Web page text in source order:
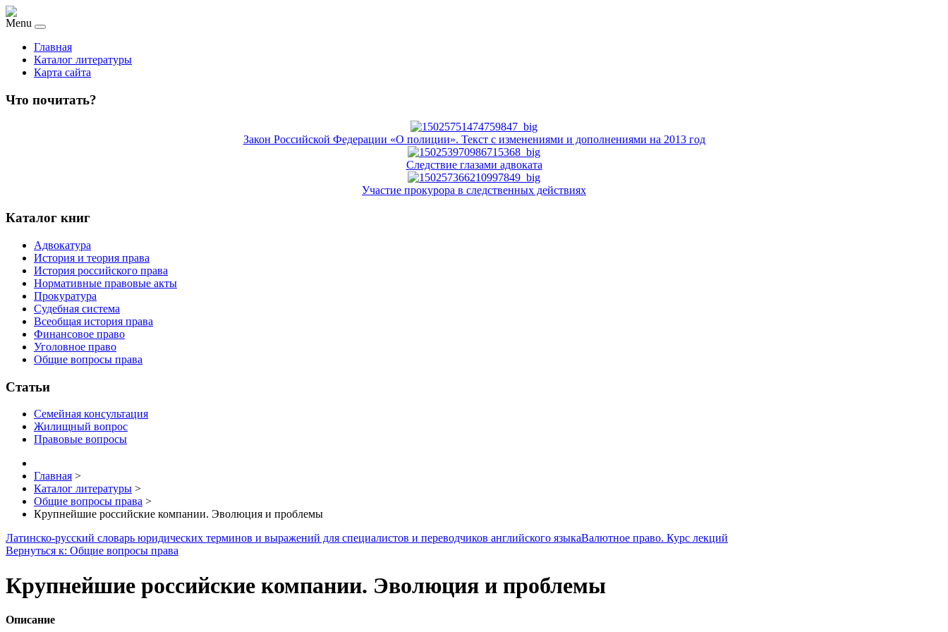
Menu
Главная
Каталог литературы
Карта сайта
Что почитать?
Закон Российской Федерации «О полиции». Текст с изменениями и дополнениями на 2013 год
Следствие глазами адвоката
Участие прокурора в следственных действиях
Каталог книг
Адвокатура
История и теория права
История российского права
Нормативные правовые акты
Прокуратура
Судебная система
Всеобщая история права
Финансовое право
Уголовное право
Общие вопросы права
Статьи
Семейная консультация
Жилищный вопрос
Правовые вопросы
Главная >
Каталог литературы >
Общие вопросы права >
Крупнейшие российские компании. Эволюция и проблемы
Латинско-русский словарь юридических терминов и выражений для специалистов и переводчиков английского языкаВалютное право. Курс лекций
Вернуться к: Общие вопросы права
Крупнейшие российские компании. Эволюция и проблемы
Описание